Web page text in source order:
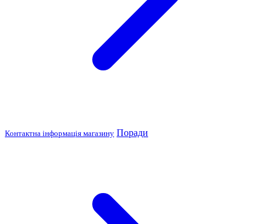
Контактна інформація магазину Поради